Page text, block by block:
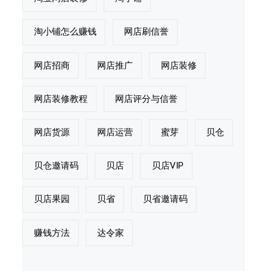
淘小铺怎么赚钱 网店刷信誉
网店招商 网店推广 网店装修
网店装修教程 网店评分与信誉
网店货源 网店运营 蜜芽 贝仓
贝仓邀请码 贝店 贝店VIP
贝店果园 贝省 贝省邀请码
赚钱方法 达令家